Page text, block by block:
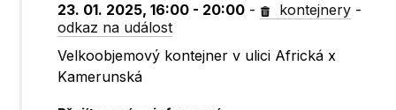
23. 01. 2025, 16:00 - 20:00 - kontejnery -
odkaz na událost
Velkoobjemový kontejner v ulici Africká x
Kamerunská